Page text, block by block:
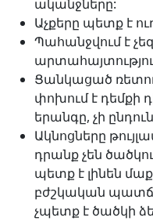
ականջները:
Աչքերը պետք է
Պահանջվում է
Ցանկացած
փոխում է դեմքի
երանգը, չի
Ակնոցները
դրանք չեն
պետք է լինեն
բժշկական
չպետք է ծածկի